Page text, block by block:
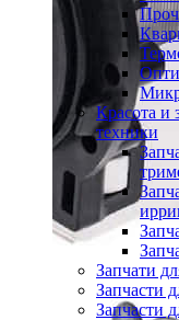
Красота и
техники
Запчати
Запчасти
Запчасти